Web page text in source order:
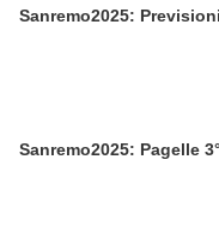
Sanremo2025: Previsioni
Sanremo2025: Pagelle